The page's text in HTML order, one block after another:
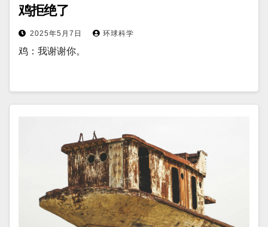
鸡拒绝了
2025年5月7日 环球科学
鸡：我谢谢你。